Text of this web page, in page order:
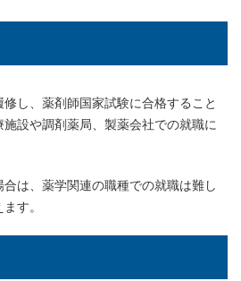
し、薬剤師国家試験に合格すること
設や調剤薬局、製薬会社での就職に
は、薬学関連の職種での就職は難し
す。